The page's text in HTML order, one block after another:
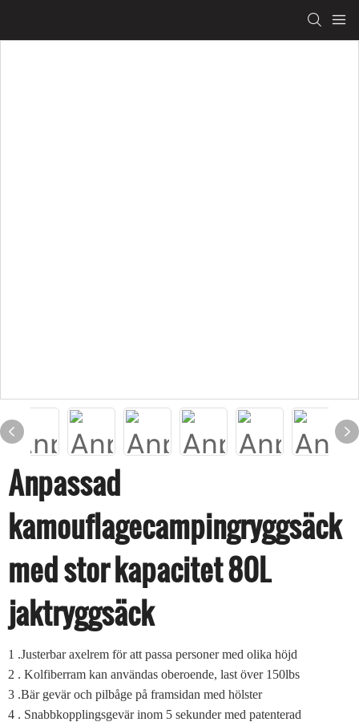
Anpassad
kamouflagecampingryggsäck
med stor kapacitet 80L
jaktryggsäck
1 .Justerbar axelrem för att passa personer med olika höjd
2 . Kolfiberram kan användas oberoende, last över 150lbs
3 .Bär gevär och pilbåge på framsidan med hölster
4 . Snabbkopplingsgevär inom 5 sekunder med patenterad